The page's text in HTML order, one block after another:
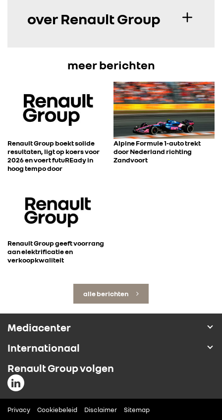
over Renault Group
meer berichten
Renault Group boekt solide
resultaten, ligt op koers voor
2026 en voert futuREady in
hoog tempo door
Alpine Formule 1-auto trekt
door Nederland richting
Zandvoort
Renault Group geeft voorrang
aan elektrificatie en
verkoopkwaliteit
alle berichten
Mediacenter
Internationaal
Renault Group volgen
Privacy Cookiebeleid Disclaimer
Sitemap